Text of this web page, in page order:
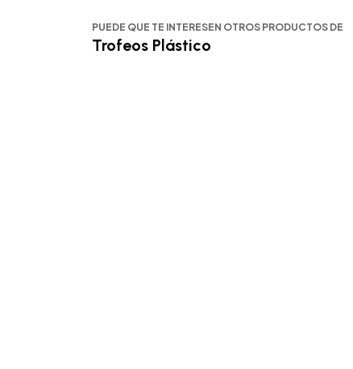
PUEDE QUE TE INTERESEN OTROS PRODUCTOS DE
Trofeos Plástico